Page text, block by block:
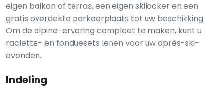
eigen balkon of terras, een eigen skilocker en een
gratis overdekte parkeerplaats tot uw beschikking.
Om de alpine-ervaring compleet te maken, kunt u
raclette- en fonduesets lenen voor uw après-ski-
avonden.
Indeling